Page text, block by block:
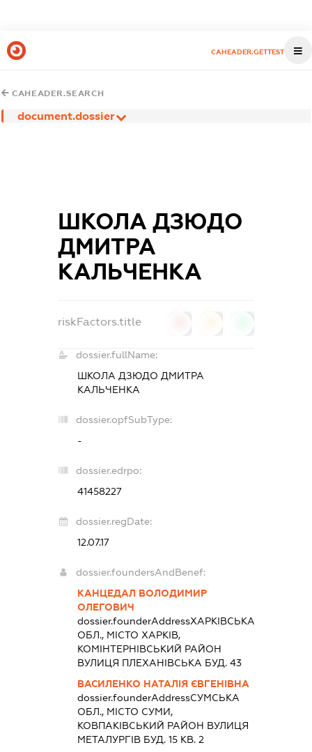
CAHEADER.GETTEST
CAHEADER.SEARCH
document.dossier
ШКОЛА ДЗЮДО
ДМИТРА
КАЛЬЧЕНКА
riskFactors.title
dossier.fullName:
ШКОЛА ДЗЮДО ДМИТРА
КАЛЬЧЕНКА
dossier.opfSubType:
-
dossier.edrpo:
41458227
dossier.regDate:
12.07.17
dossier.foundersAndBenef:
КАНЦЕДАЛ ВОЛОДИМИР
ОЛЕГОВИЧ
dossier.founderAddressХАРКІВСЬКА
ОБЛ., МІСТО ХАРКІВ,
КОМІНТЕРНІВСЬКИЙ РАЙОН
ВУЛИЦЯ ПЛЕХАНІВСЬКА БУД. 43
ВАСИЛЕНКО НАТАЛІЯ ЄВГЕНІВНА
dossier.founderAddressСУМСЬКА
ОБЛ., МІСТО СУМИ,
КОВПАКІВСЬКИЙ РАЙОН ВУЛИЦЯ
МЕТАЛУРГІВ БУД. 15 КВ. 2